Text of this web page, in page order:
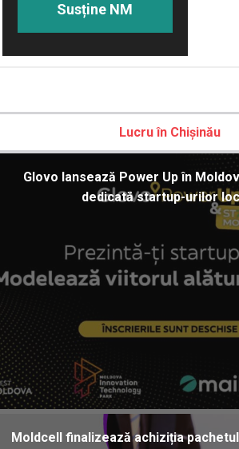
Susține NM
Lucru în Chișinău
Glovo lansează Power Up în
dedicată startup-urilor
Moldcell finalizează achiziția